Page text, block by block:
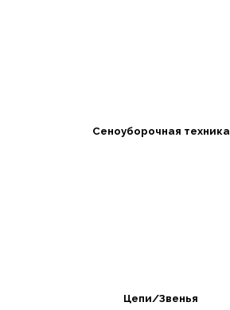
Сеноуборочная техника
Цепи/Звенья